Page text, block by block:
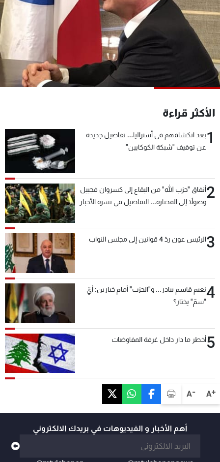
A+
A-
الأكثر قراءة
1بعد انكشافهم في أستراليا... تفاصيل جديدة
عن توقيف "شبكة الكوكايين"
2أنفاق "حزب الله" من البقاع إلى كسروان فجبيل
وصولاً إلى المختارة... التفاصيل في نشرة الأخبار
3الرئيس عون ردّ 4 قوانين إلى مجلس النواب
4نعيم قاسم يبادر... و"الحزب" أمام خيارين: أيّ
"سمّ" يختار؟
5أخطر ما دار داخل غرفة المفاوضات
أهم الأخبار و الفيديوهات في بريدك الالكتروني
البرامج
جدول البرامج
شاهد البرامج
الترددات
عن MTV
الإنـتـاج
وظائف
تواصل معنا